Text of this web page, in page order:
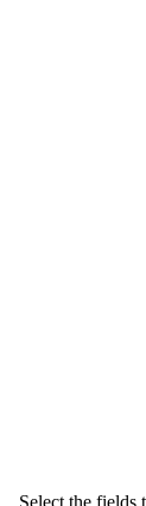
Select the fields